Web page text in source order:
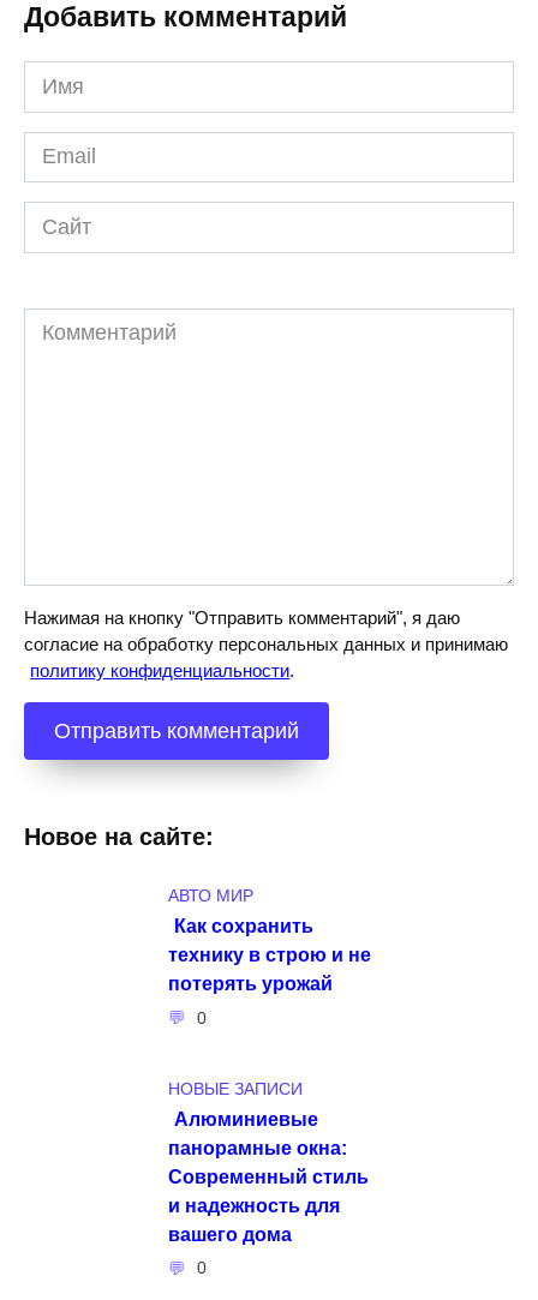
Добавить комментарий
Имя
*
Email
*
Сайт
Комментарий
Нажимая на кнопку "Отправить комментарий", я даю
согласие на обработку персональных данных и принимаю
политику конфиденциальности.
Новое на сайте:
АВТО МИР
Как сохранить
технику в строю и не
потерять урожай
0
НОВЫЕ ЗАПИСИ
Алюминиевые
панорамные окна:
Современный стиль
и надежность для
вашего дома
0